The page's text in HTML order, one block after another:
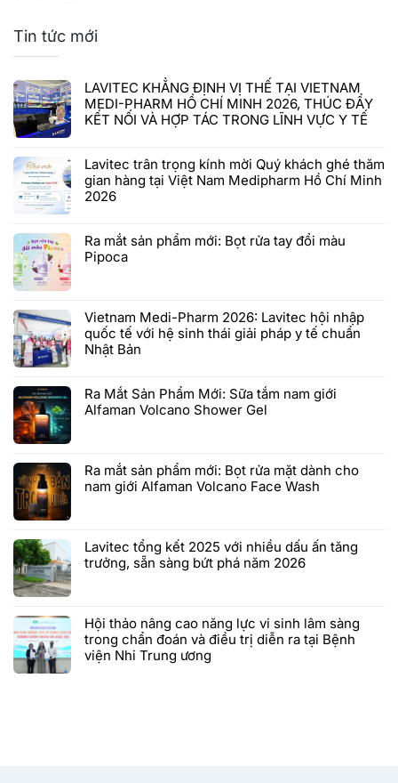
Tin tức mới
LAVITEC KHẲNG ĐỊNH VỊ THẾ TẠI VIETNAM
MEDI-PHARM HỒ CHÍ MINH 2026, THÚC ĐẨY
KẾT NỐI VÀ HỢP TÁC TRONG LĨNH VỰC Y TẾ
Lavitec trân trọng kính mời Quý khách ghé thăm
gian hàng tại Việt Nam Medipharm Hồ Chí Minh
2026
Ra mắt sản phẩm mới: Bọt rửa tay đổi màu
Pipoca
Vietnam Medi-Pharm 2026: Lavitec hội nhập
quốc tế với hệ sinh thái giải pháp y tế chuẩn
Nhật Bản
Ra Mắt Sản Phẩm Mới: Sữa tắm nam giới
Alfaman Volcano Shower Gel
Ra mắt sản phẩm mới: Bọt rửa mặt dành cho
nam giới Alfaman Volcano Face Wash
Lavitec tổng kết 2025 với nhiều dấu ấn tăng
trưởng, sẵn sàng bứt phá năm 2026
Hội thảo nâng cao năng lực vi sinh lâm sàng
trong chẩn đoán và điều trị diễn ra tại Bệnh
viện Nhi Trung ương